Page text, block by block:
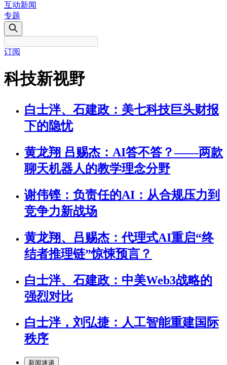
互动新闻
专题
订阅
科技新视野
白士泮、石建政：美七科技巨头财报
下的隐忧
黄龙翔 吕赐杰：AI答不答？——两款
聊天机器人的教学理念分野
谢伟铿：负责任的AI：从合规压力到
竞争力新战场
黄龙翔、吕赐杰：代理式AI重启“终
结者推理链”惊悚预言？
白士泮、石建政：中美Web3战略的
强烈对比
白士泮，刘弘捷：人工智能重建国际
秩序
新闻速递